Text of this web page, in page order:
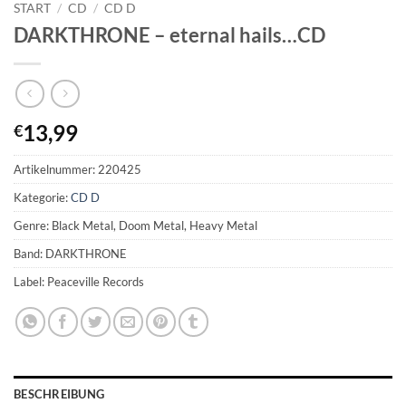
START / CD / CD D
DARKTHRONE – eternal hails…CD
€13,99
Artikelnummer:220425
Kategorie:CD D
Genre: Black Metal, Doom Metal, Heavy Metal
Band: DARKTHRONE
Label: Peaceville Records
BESCHREIBUNG